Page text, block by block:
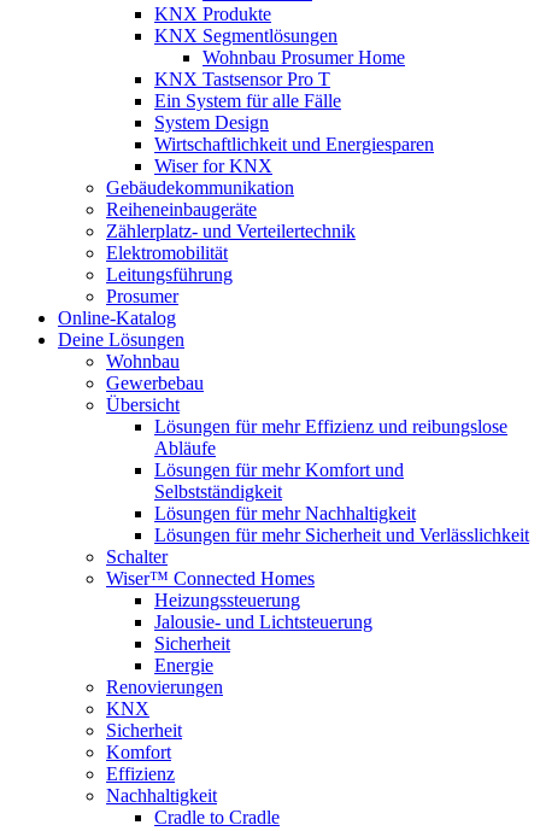
KNX Produkte
KNX Segmentlösungen
Wohnbau Prosumer Home
KNX Tastsensor Pro T
Ein System für alle Fälle
System Design
Wirtschaftlichkeit und Energiesparen
Wiser for KNX
Gebäudekommunikation
Reiheneinbaugeräte
Zählerplatz- und Verteilertechnik
Elektromobilität
Leitungsführung
Prosumer
Online-Katalog
Deine Lösungen
Wohnbau
Gewerbebau
Übersicht
Lösungen für mehr Effizienz und reibungslose
Abläufe
Lösungen für mehr Komfort und
Selbstständigkeit
Lösungen für mehr Nachhaltigkeit
Lösungen für mehr Sicherheit und Verlässlichkeit
Schalter
Wiser™ Connected Homes
Heizungssteuerung
Jalousie- und Lichtsteuerung
Sicherheit
Energie
Renovierungen
KNX
Sicherheit
Komfort
Effizienz
Nachhaltigkeit
Cradle to Cradle